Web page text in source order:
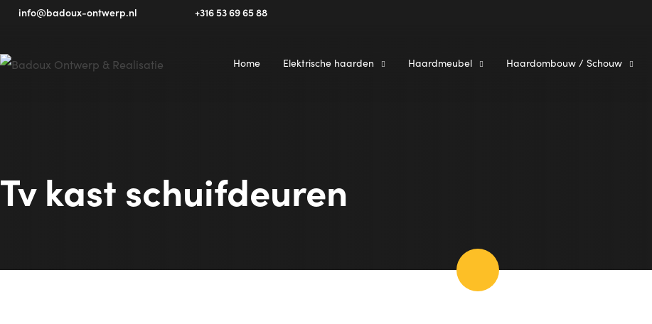
info@badoux-ontwerp.nl +316 53 69 65 88
Home Elektrische haarden Haardmeubel Haardombouw / Schouw
Tv kast schuifdeuren